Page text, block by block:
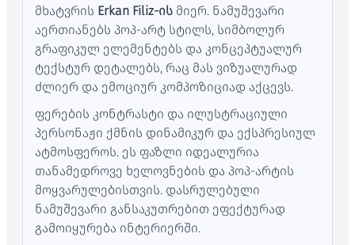
მხატვრის Erkan Filiz-ის მიერ. ნამუშევარი
აერთიანებს პოპ-არტ სტილს, სიმბოლურ
გრაფიკულ ელემენტებს და კონცეპტუალურ
ტექსტურ დეტალებს, რაც მას ვიზუალურად
ძლიერ და ემოციურ კომპოზიციად აქცევს.
ფერების კონტრასტი და ილუსტრაციული
პერსონაჟი ქმნის დინამიკურ და ექსპრესიულ
ატმოსფეროს. ეს ფაზლი იდეალურია
თანამედროვე ხელოვნების და პოპ-არტის
მოყვარულებისთვის. დასრულებული
ნამუშევარი განსაკუთრებით ეფექტურად
გამოიყურება ინტერიერში.